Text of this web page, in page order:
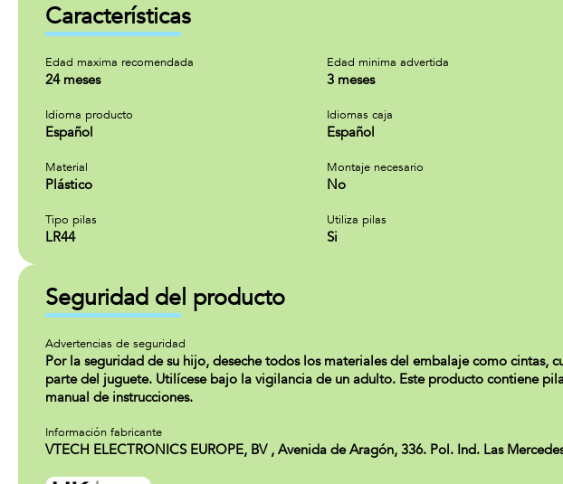
Características
Edad maxima recomendada
24 meses
Edad minima advertida
3 meses
Idioma producto
Español
Idiomas caja
Español
Material
Plástico
Montaje necesario
No
Tipo pilas
LR44
Utiliza pilas
Si
Seguridad del producto
Advertencias de seguridad
Por la seguridad de su hijo, deseche todos los materiales del embalaje como cintas,
parte del juguete. Utilícese bajo la vigilancia de un adulto. Este producto contiene
manual de instrucciones.
Información fabricante
VTECH ELECTRONICS EUROPE, BV , Avenida de Aragón, 336. Pol. Ind. Las